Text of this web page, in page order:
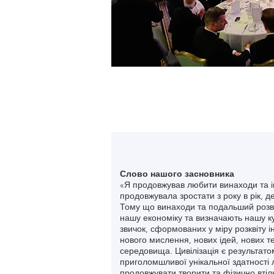
Слово нашого засновника
«Я продовжував любити винаходи та
продовжувала зростати з року в рік,
Тому що винаходи та подальший
нашу економіку та визначають нашу
звичок, сформованих у міру розквіту
нового мислення, нових ідей, нових
середовища. Цивілізація є
приголомшливої унікальної